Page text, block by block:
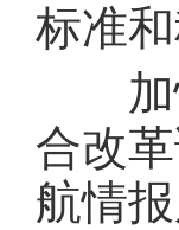
标准和
加快
合改
航情